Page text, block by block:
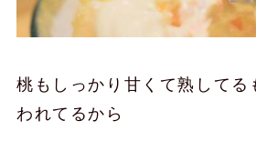
桃もしっかり甘くて熟してる
われてるから